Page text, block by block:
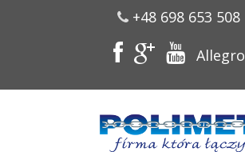
+48 698 653 508
Allegro